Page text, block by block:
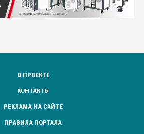
О ПРОЕКТЕ
КОНТАКТЫ
РЕКЛАМА НА САЙТЕ
ПРАВИЛА ПОРТАЛА